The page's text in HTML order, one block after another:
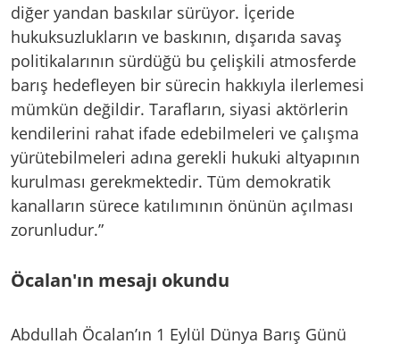
diğer yandan baskılar sürüyor. İçeride
hukuksuzlukların ve baskının, dışarıda savaş
politikalarının sürdüğü bu çelişkili atmosferde
barış hedefleyen bir sürecin hakkıyla ilerlemesi
mümkün değildir. Tarafların, siyasi aktörlerin
kendilerini rahat ifade edebilmeleri ve çalışma
yürütebilmeleri adına gerekli hukuki altyapının
kurulması gerekmektedir. Tüm demokratik
kanalların sürece katılımının önünün açılması
zorunludur.”
Öcalan'ın mesajı okundu
Abdullah Öcalan’ın 1 Eylül Dünya Barış Günü